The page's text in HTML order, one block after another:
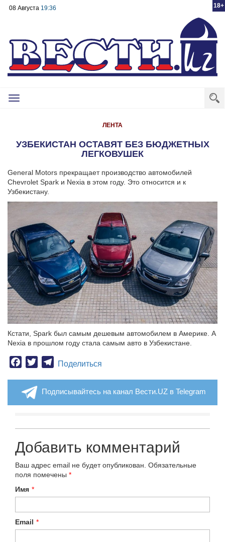
18+
08 Августа 19:36
Toggle
ЛЕНТА
УЗБЕКИСТАН ОСТАВЯТ БЕЗ БЮДЖЕТНЫХ
ЛЕГКОВУШЕК
General Motors прекращает производство автомобилей
Chevrolet Spark и Nexia в этом году. Это относится и к
Узбекистану.
Кстати, Spark был самым дешевым автомобилем в Америке. А
Nexia в прошлом году стала самым авто в Узбекистане.
Facebook
TwitterTelegram
Поделиться
Подписывайтесь на канал Вести.UZ в Telegram
Добавить комментарий
Ваш адрес email не будет опубликован. Обязательные
поля помечены *
Имя *
Email *